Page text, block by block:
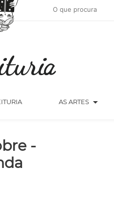
AS ARTES arrow_drop_down
-